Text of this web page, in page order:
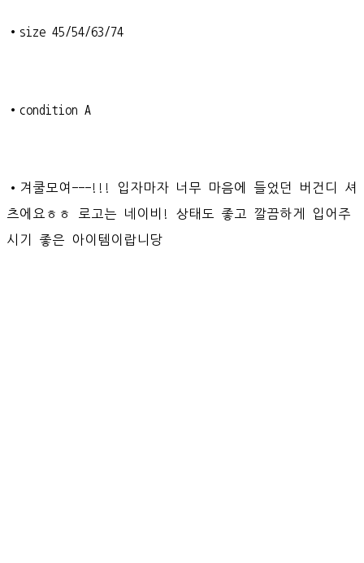
•size 45/54/63/74
•condition A
•겨쿨모여---!!! 입자마자 너무 마음에 들었던 버건디 셔
츠에요ㅎㅎ 로고는 네이비! 상태도 좋고 깔끔하게 입어주
시기 좋은 아이템이랍니당